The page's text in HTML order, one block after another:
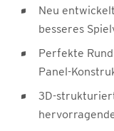
Neu
besseres
Perfekte
Panel-
3D-